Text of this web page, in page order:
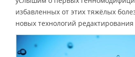
избавленных от этих тяжёлых
новых технологий